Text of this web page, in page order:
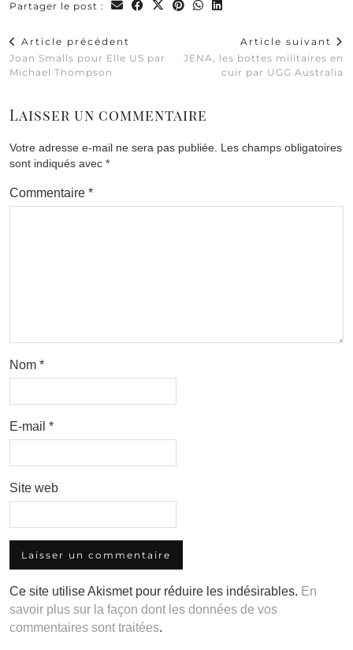
Partager le post :
Article précédent
Joan Smalls pour Elle US par
Michael Thompson
Article suivant
JENA, les bottes militaires en
cuir par UGG Australia
Laisser un commentaire
Votre adresse e-mail ne sera pas publiée. Les champs obligatoires
sont indiqués avec *
Commentaire *
Nom *
E-mail *
Site web
Ce site utilise Akismet pour réduire les indésirables. En
savoir plus sur la façon dont les données de vos
commentaires sont traitées.